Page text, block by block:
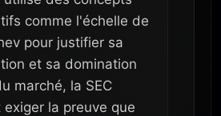
comme l'échelle de
pour justifier sa
et sa domination
marché, la SEC
exiger la preuve que